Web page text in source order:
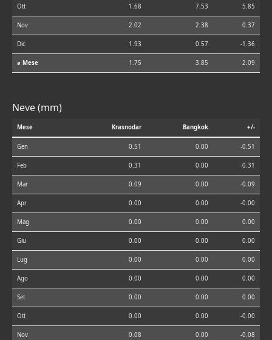
Ott 1.68 7.53 5.85
Nov 2.02 2.38 0.37
Dic 1.93 0.57 -1.36
⌀ Mese 1.75 3.85 2.09
Neve (mm)
Mese Krasnodar Bangkok +/-
Gen 0.51 0.00 -0.51
Feb 0.31 0.00 -0.31
Mar 0.09 0.00 -0.09
Apr 0.00 0.00 -0.00
Mag 0.00 0.00 0.00
Giu 0.00 0.00 0.00
Lug 0.00 0.00 0.00
Ago 0.00 0.00 0.00
Set 0.00 0.00 0.00
Ott 0.00 0.00 -0.00
Nov 0.08 0.00 -0.08